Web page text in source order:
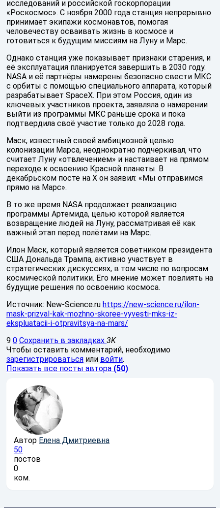
исследований и российской госкорпорации
«Роскосмос». С ноября 2000 года станция непрерывно
принимает экипажи космонавтов, помогая
человечеству осваивать жизнь в космосе и
готовиться к будущим миссиям на Луну и Марс.
Однако станция уже показывает признаки старения, и
её эксплуатация планируется завершить в 2030 году.
NASA и её партнёры намерены безопасно свести МКС
с орбиты с помощью специального аппарата, который
разрабатывает SpaceX. При этом Россия, один из
ключевых участников проекта, заявляла о намерении
выйти из программы МКС раньше срока и пока
подтвердила своё участие только до 2028 года.
Маск, известный своей амбициозной целью
колонизации Марса, неоднократно подчёркивал, что
считает Луну «отвлечением» и настаивает на прямом
переходе к освоению Красной планеты. В
декабрьском посте на X он заявил: «Мы отправимся
прямо на Марс».
В то же время NASA продолжает реализацию
программы Артемида, целью которой является
возвращение людей на Луну, рассматривая её как
важный этап перед полётами на Марс.
Илон Маск, который является советником президента
США Дональда Трампа, активно участвует в
стратегических дискуссиях, в том числе по вопросам
космической политики. Его мнение может повлиять на
будущие решения по освоению космоса.
Источник: New-Science.ru https://new-science.ru/ilon-
mask-prizval-kak-mozhno-skoree-vyvesti-mks-iz-
ekspluatacii-i-otpravitsya-na-mars/
9 0 Сохранить в закладках 3K
Чтобы оставить комментарий, необходимо
зарегистрироваться или войти.
Показать все посты автора (50)
Автор Елена Дмитриевна
50
постов
0
ком.